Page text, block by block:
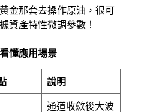
金那套去操作原油，很可
資產特性微調參數！
懂應用場景
說明
通道收斂後大波